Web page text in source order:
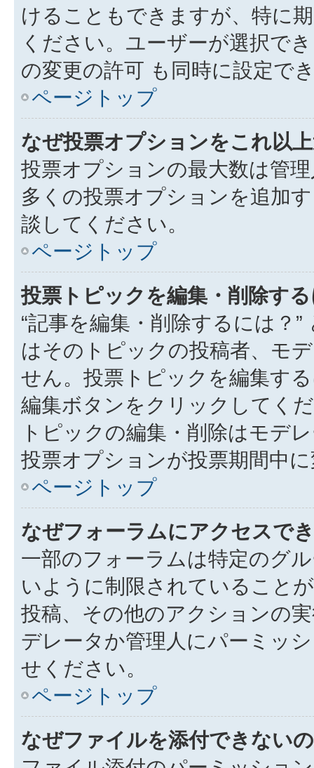
けることもできますが、特に
ください。ユーザーが選択で
の変更の許可 も同時に設定で
ページトップ
なぜ投票オプションをこれ以
投票オプションの最大数は管
多くの投票オプションを追加
談してください。
ページトップ
投票トピックを編集・削除す
“記事を編集・削除するには？
はそのトピックの投稿者、モ
せん。投票トピックを編集す
編集ボタンをクリックしてく
トピックの編集・削除はモデ
投票オプションが投票期間中
ページトップ
なぜフォーラムにアクセスで
一部のフォーラムは特定のグ
いように制限されていること
投稿、その他のアクションの
デレータか管理人にパーミッ
せください。
ページトップ
なぜファイルを添付できない